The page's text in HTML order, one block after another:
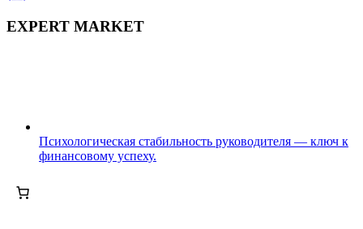
EXPERT MARKET
Психологическая стабильность руководителя — ключ к
финансовому успеху.